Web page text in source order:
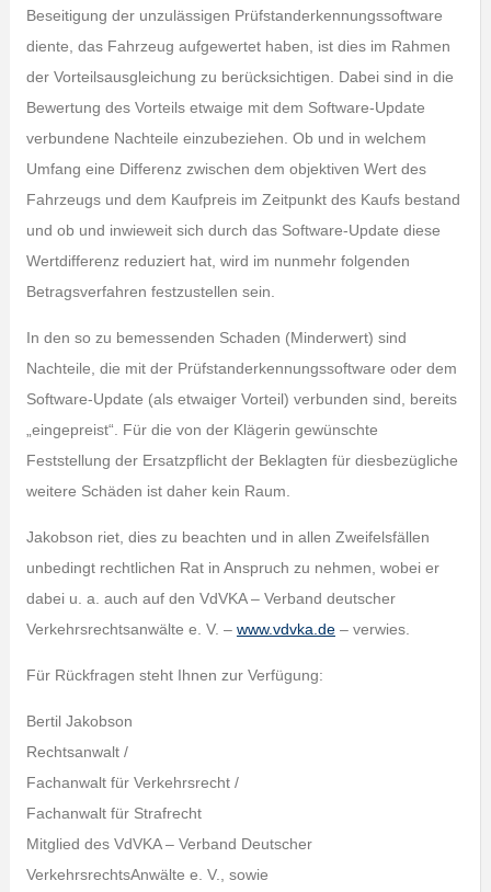
Beseitigung der unzulässigen Prüfstanderkennungssoftware
diente, das Fahrzeug aufgewertet haben, ist dies im Rahmen
der Vorteilsausgleichung zu berücksichtigen. Dabei sind in die
Bewertung des Vorteils etwaige mit dem Software-Update
verbundene Nachteile einzubeziehen. Ob und in welchem
Umfang eine Differenz zwischen dem objektiven Wert des
Fahrzeugs und dem Kaufpreis im Zeitpunkt des Kaufs bestand
und ob und inwieweit sich durch das Software-Update diese
Wertdifferenz reduziert hat, wird im nunmehr folgenden
Betragsverfahren festzustellen sein.
In den so zu bemessenden Schaden (Minderwert) sind
Nachteile, die mit der Prüfstanderkennungssoftware oder dem
Software-Update (als etwaiger Vorteil) verbunden sind, bereits
„eingepreist“. Für die von der Klägerin gewünschte
Feststellung der Ersatzpflicht der Beklagten für diesbezügliche
weitere Schäden ist daher kein Raum.
Jakobson riet, dies zu beachten und in allen Zweifelsfällen
unbedingt rechtlichen Rat in Anspruch zu nehmen, wobei er
dabei u. a. auch auf den VdVKA – Verband deutscher
Verkehrsrechtsanwälte e. V. – www.vdvka.de– verwies.
Für Rückfragen steht Ihnen zur Verfügung:
Bertil Jakobson
Rechtsanwalt /
Fachanwalt für Verkehrsrecht /
Fachanwalt für Strafrecht
Mitglied des VdVKA – Verband Deutscher
VerkehrsrechtsAnwälte e. V., sowie